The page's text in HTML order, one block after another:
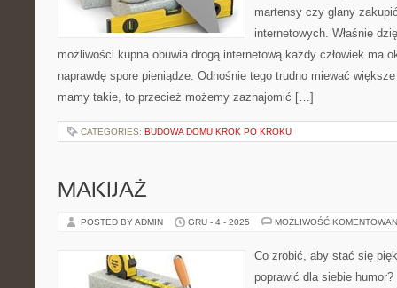
martensy czy glany
internetowych. Właśnie
możliwości kupna obuwia drogą internetową każdy człowiek ma
naprawdę spore pieniądze. Odnośnie tego trudno miewać
mamy takie, to przecież możemy zaznajomić […]
CATEGORIES: BUDOWA DOMU KROK PO KROKU
MAKIJAŻ
POSTED BY ADMIN GRU - 4 - 2025 MOŻLIWOŚĆ
Co zrobić, aby stać się
poprawić dla siebie